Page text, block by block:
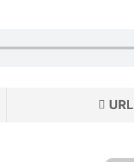
URL